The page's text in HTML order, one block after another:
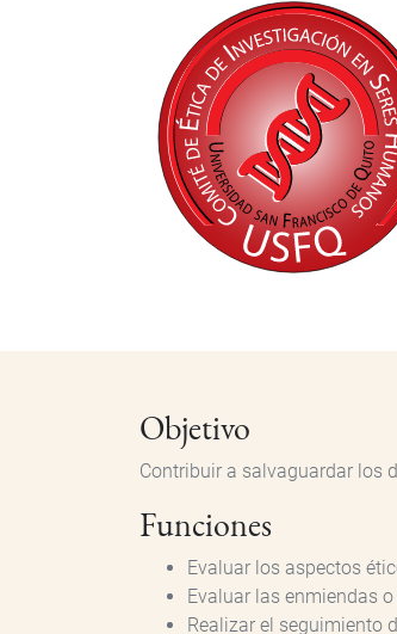
Objetivo
Contribuir a salvaguardar los
Funciones
Evaluar los aspectos
Evaluar las enmiendas
Realizar el seguimiento